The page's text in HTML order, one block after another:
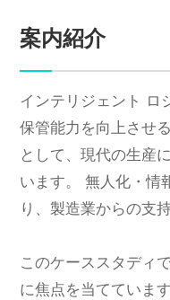
案内紹介
インテリジェント ロ
保管能力を向上させ
として、現代の生産
います。 無人化・情
り、製造業からの支
このケーススタディ
に焦点を当てていま